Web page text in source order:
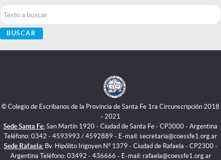
Buscar...
BUSCAR
© Colegio de Escribanos de la Provincia de Santa Fe 1ra Circunscripción 2018
- 2021
Sede Santa Fe: San Martín 1920 - Ciudad de Santa Fe - CP3000 - Argentina
Teléfono: 0342 - 4593993 / 4592889 - E-mail: secretaria@coessfe1.org.ar
Sede Rafaela:Bv. Hipólito Irigoyen N° 1379 - Ciudad de Rafaela - CP2300 -
Argentina Teléfono: 03492 - 436666 - E-mail: rafaela@coessfe1.org.ar